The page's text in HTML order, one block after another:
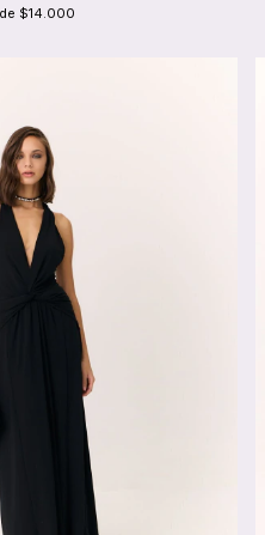
$14.000